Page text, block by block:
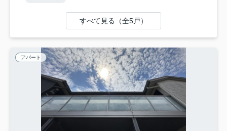
すべて見る（全5戸）
アパート